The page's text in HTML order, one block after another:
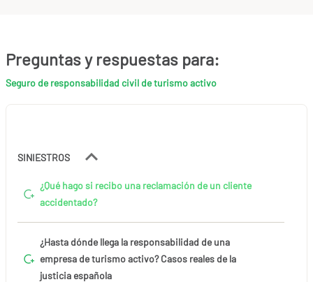
Preguntas y respuestas para:
Seguro de responsabilidad civil de turismo activo
SINIESTROS
¿Qué hago si recibo una reclamación de un cliente
accidentado?
¿Hasta dónde llega la responsabilidad de una
empresa de turismo activo? Casos reales de la
justicia española